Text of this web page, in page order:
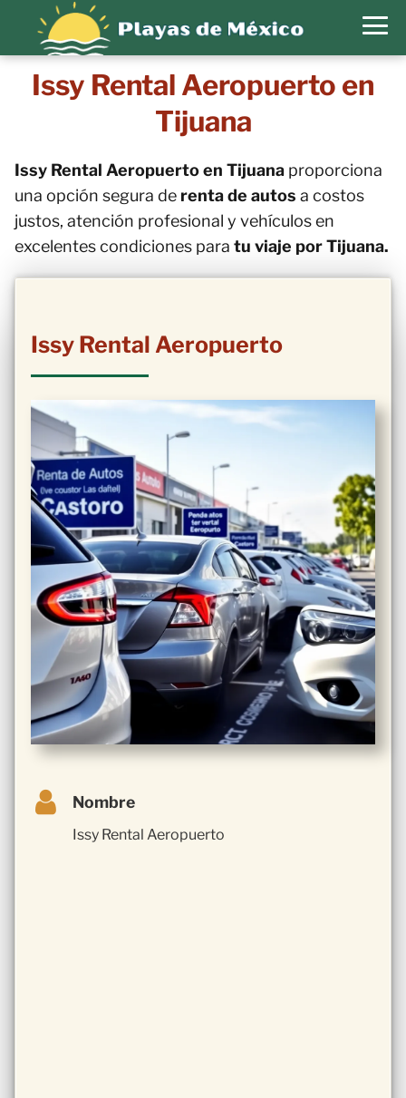
Issy Rental Aeropuerto en
Tijuana
Issy Rental Aeropuerto en Tijuana proporciona
una opción segura de renta de autos a costos
justos, atención profesional y vehículos en
excelentes condiciones para tu viaje por Tijuana.
Issy Rental Aeropuerto
Nombre
Issy Rental Aeropuerto